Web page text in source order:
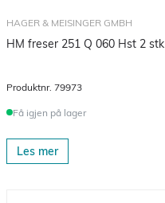
HAGER & MEISINGER GMBH
HM freser 251 Q 060 Hst 2 stk
Produktnr. 79973
Få igjen på lager
Les mer